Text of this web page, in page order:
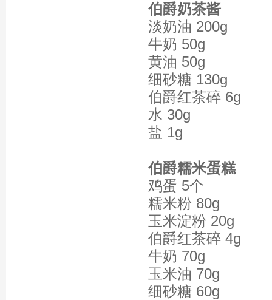
伯爵奶茶酱
淡奶油 200g
牛奶 50g
黄油 50g
细砂糖 130g
伯爵红茶碎 6g
水 30g
盐 1g
伯爵糯米蛋糕
鸡蛋 5个
糯米粉 80g
玉米淀粉 20g
伯爵红茶碎 4g
牛奶 70g
玉米油 70g
细砂糖 60g